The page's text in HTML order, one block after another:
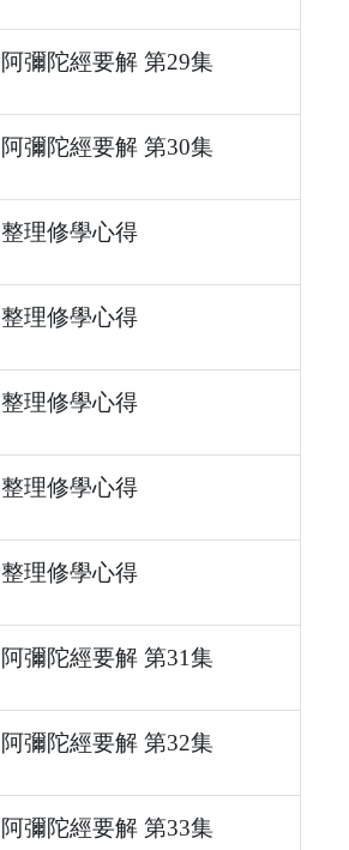
阿彌陀經要解 第29集
阿彌陀經要解 第30集
整理修學心得
整理修學心得
整理修學心得
整理修學心得
整理修學心得
阿彌陀經要解 第31集
阿彌陀經要解 第32集
阿彌陀經要解 第33集